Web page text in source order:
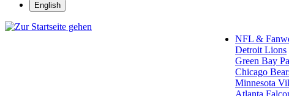
English
NFL &
Detroit Lions
Green Bay
Chicago
Minnesota
Atlanta